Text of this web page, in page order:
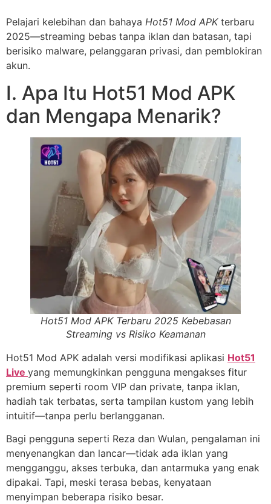
Pelajari kelebihan dan bahaya Hot51 Mod APKterbaru
2025—streaming bebas tanpa iklan dan batasan, tapi
berisiko malware, pelanggaran privasi, dan pemblokiran
akun.
I. Apa Itu Hot51 Mod APK
dan Mengapa Menarik?
Hot51 Mod APK Terbaru 2025 Kebebasan
Streaming vs Risiko Keamanan
Hot51 Mod APK adalah versi modifikasi aplikasi Hot51
Live yang memungkinkan pengguna mengakses fitur
premium seperti room VIP dan private, tanpa iklan,
hadiah tak terbatas, serta tampilan kustom yang lebih
intuitif—tanpa perlu berlangganan.
Bagi pengguna seperti Reza dan Wulan, pengalaman ini
menyenangkan dan lancar—tidak ada iklan yang
mengganggu, akses terbuka, dan antarmuka yang enak
dipakai. Tapi, meski terasa bebas, kenyataan
menyimpan beberapa risiko besar.